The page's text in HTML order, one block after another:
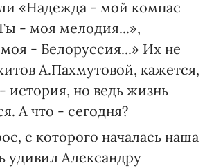
«Надежда - мой компас
- моя мелодия...»,
- Белоруссия...» Их не
А.Пахмутовой, кажется,
история, но ведь жизнь
А что - сегодня?
с которого началась наша
удивил Александру